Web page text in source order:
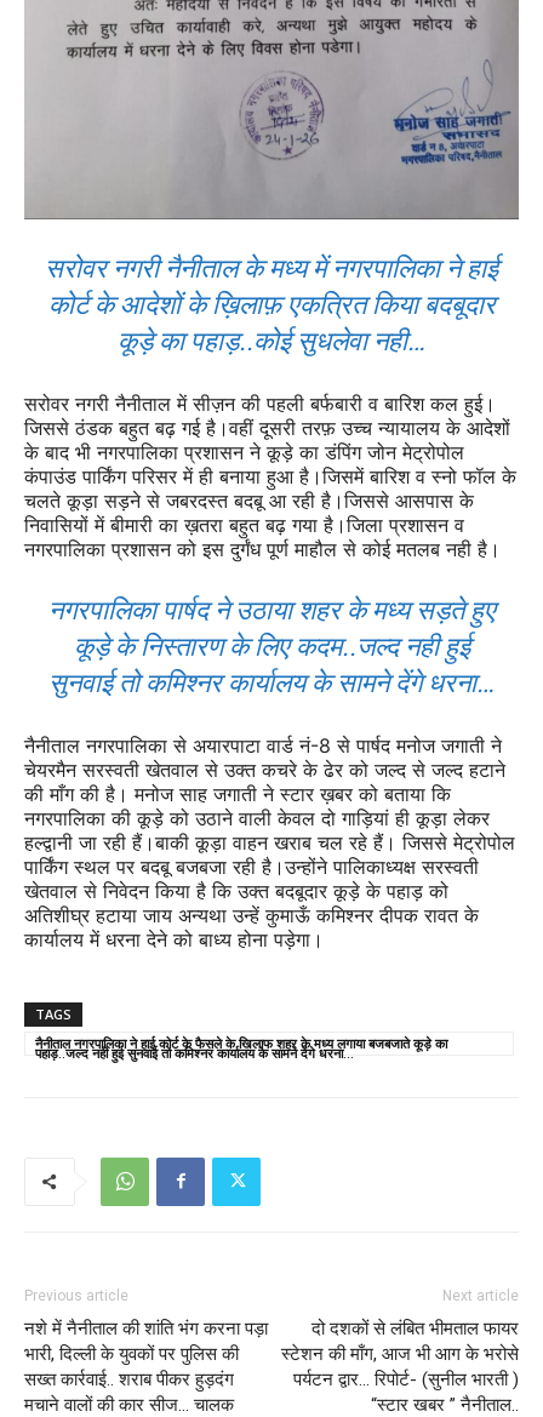
सरोवर नगरी नैनीताल के मध्य में नगरपालिका ने हाई
कोर्ट के आदेशों के ख़िलाफ़ एकत्रित किया बदबूदार
कूड़े का पहाड़..कोई सुधलेवा नही…
सरोवर नगरी नैनीताल में सीज़न की पहली बर्फबारी व बारिश कल हुई।
जिससे ठंडक बहुत बढ़ गई है।वहीं दूसरी तरफ़ उच्च न्यायालय के आदेशों
के बाद भी नगरपालिका प्रशासन ने कूड़े का डंपिंग जोन मेट्रोपोल
कंपाउंड पार्किंग परिसर में ही बनाया हुआ है।जिसमें बारिश व स्नो फॉल के
चलते कूड़ा सड़ने से जबरदस्त बदबू आ रही है।जिससे आसपास के
निवासियों में बीमारी का ख़तरा बहुत बढ़ गया है।जिला प्रशासन व
नगरपालिका प्रशासन को इस दुर्गंध पूर्ण माहौल से कोई मतलब नही है।
नगरपालिका पार्षद ने उठाया शहर के मध्य सड़ते हुए
कूड़े के निस्तारण के लिए कदम..जल्द नही हुई
सुनवाई तो कमिश्नर कार्यालय के सामने देंगे धरना…
नैनीताल नगरपालिका से अयारपाटा वार्ड नं-8 से पार्षद मनोज जगाती ने
चेयरमैन सरस्वती खेतवाल से उक्त कचरे के ढेर को जल्द से जल्द हटाने
की माँग की है। मनोज साह जगाती ने स्टार ख़बर को बताया कि
नगरपालिका की कूड़े को उठाने वाली केवल दो गाड़ियां ही कूड़ा लेकर
हल्द्वानी जा रही हैं।बाकी कूड़ा वाहन खराब चल रहे हैं। जिससे मेट्रोपोल
पार्किंग स्थल पर बदबू बजबजा रही है।उन्होंने पालिकाध्यक्ष सरस्वती
खेतवाल से निवेदन किया है कि उक्त बदबूदार कूड़े के पहाड़ को
अतिशीघ्र हटाया जाय अन्यथा उन्हें कुमाऊँ कमिश्नर दीपक रावत के
कार्यालय में धरना देने को बाध्य होना पड़ेगा।
TAGS
नैनीताल नगरपालिका ने हाई कोर्ट के फैसले के खिलाफ शहर के मध्य लगाया बजबजाते कूड़े का
पहाड़..जल्द नही हुई सुनवाई तो कमिश्नर कार्यालय के सामने देंगे धरना...
Previous article
नशे में नैनीताल की शांति भंग करना पड़ा
भारी, दिल्ली के युवकों पर पुलिस की
सख्त कार्रवाई.. शराब पीकर हुड़दंग
मचाने वालों की कार सीज… चालक
Next article
दो दशकों से लंबित भीमताल फायर
स्टेशन की माँग, आज भी आग के भरोसे
पर्यटन द्वार… रिपोर्ट- (सुनील भारती )
“स्टार खबर ” नैनीताल..